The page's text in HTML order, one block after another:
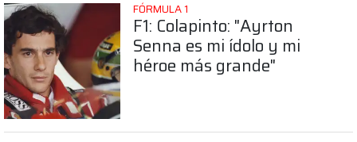
FÓRMULA 1
F1: Colapinto: "Ayrton
Senna es mi ídolo y mi
héroe más grande"